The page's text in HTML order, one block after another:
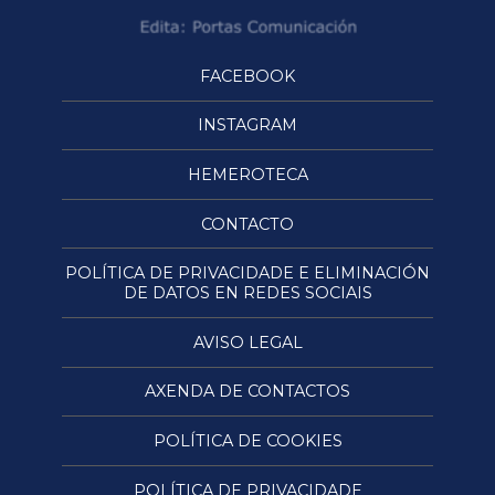
FACEBOOK
INSTAGRAM
HEMEROTECA
CONTACTO
POLÍTICA DE PRIVACIDADE E ELIMINACIÓN
DE DATOS EN REDES SOCIAIS
AVISO LEGAL
AXENDA DE CONTACTOS
POLÍTICA DE COOKIES
POLÍTICA DE PRIVACIDADE